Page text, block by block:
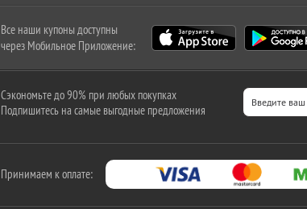
Все наши купоны доступны
через Мобильное Приложение:
Сэкономьте до 90% при любых покупках
Подпишитесь на самые выгодные предложения
Принимаем к оплате: